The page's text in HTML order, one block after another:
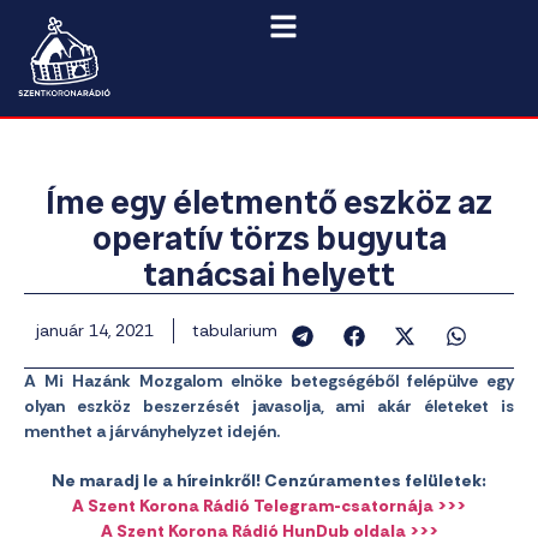
Íme egy életmentő eszköz az
operatív törzs bugyuta
tanácsai helyett
január 14, 2021 tabularium
A Mi Hazánk Mozgalom elnöke betegségéből felépülve egy
olyan eszköz beszerzését javasolja, ami akár életeket is
menthet a járványhelyzet idején.
Ne maradj le a híreinkről! Cenzúramentes felületek:
A Szent Korona Rádió Telegram-csatornája >>>
A Szent Korona Rádió HunDub oldala >>>